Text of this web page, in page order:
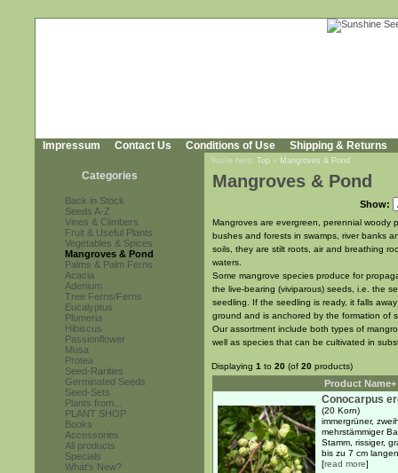
Impressum Contact Us Conditions of Use Shipping & Returns
Categories
Back in Stock
Seeds A-Z
Vines & Climbers
Fruit & Useful Plants
Vegetables & Spices
Mangroves & Pond
Palms & Palm Ferns
Acacia
Adenium
Tree Ferns/Ferns
Eucalyptus
Plumeria
Hibiscus
Passionflower
Musa
Protea
Seed-Rarities
Germinated Seeds
Seed-Sets
Plants from...
PLANT SHOP
Books
Accessories
All products
Specials
What's New?
You're here: Top » Mangroves & Pond
Mangroves & Pond
Show:
Mangroves are evergreen, perennial woody
bushes and forests in swamps, river banks
soils, they are stilt roots, air and breathing
waters.
Some mangrove species produce for
the live-bearing (viviparous) seeds, i.e. the
seedling. If the seedling is ready, it falls
ground and is anchored by the formation of
Our assortment include both types of
well as species that can be cultivated in
Displaying 1 to 20 (of 20 products)
Product Name+
Conocarpus
(20 Korn)
immergrüner,
mehrstämmiger
Stamm, rissiger,
bis zu 7 cm
[read more]